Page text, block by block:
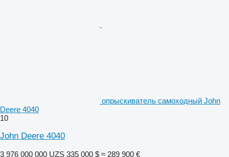
опрыскиватель самоходный John
Deere 4040
10
John Deere 4040
3 976 000 000 UZS 335 000 $ ≈ 289 900 €